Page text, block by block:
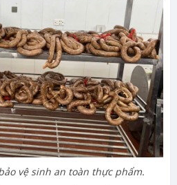
vệ sinh an toàn thực phẩm.